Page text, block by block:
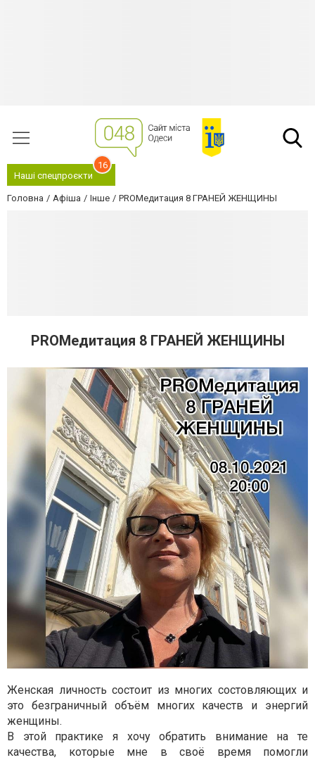
Наші спецпроєкти
16
Головна Афіша Інше PROМедитация 8 ГРАНЕЙ ЖЕНЩИНЫ
PROМедитация 8 ГРАНЕЙ ЖЕНЩИНЫ
Женская личность состоит из многих состовляющих и
это безграничный объём многих качеств и энергий
женщины.
В этой практике я хочу обратить внимание на те
качества, которые мне в своё время помогли